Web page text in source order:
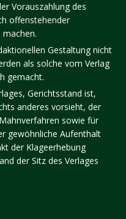
Vorauszahlung des
offenstehender
machen.
Gestaltung nicht
als solche vom Verlag
gemacht.
Gerichtsstand ist,
anderes vorsieht, der
sowie für
gewöhnliche Aufenthalt
der Klageerhebung
der Sitz des Verlages